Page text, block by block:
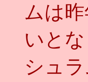
ムは
いと
シュ